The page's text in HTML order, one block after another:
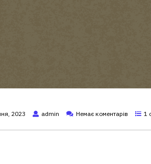
2023 admin Немає коментарів 1